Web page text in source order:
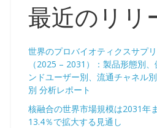
最近のリリ
世界のプロバイオティクスサプ
（2025 – 2031）：製品形態別
ンドユーザー別、流通チャネル
別 分析レポート
核融合の世界市場規模は2031年
13.4％で拡大する見通し